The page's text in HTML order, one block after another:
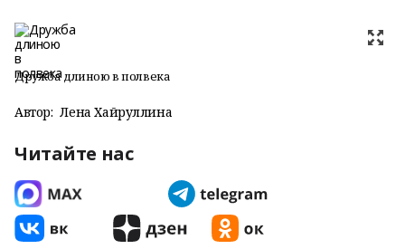
Дружба длиною в полвека
Автор: Лена Хайруллина
Читайте нас